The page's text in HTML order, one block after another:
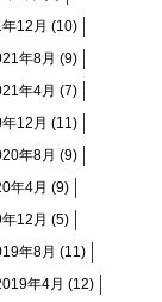
12月 (10)
年8月 (9)
年4月 (7)
12月 (11)
年8月 (9)
年4月 (9)
12月 (5)
年8月 (11)
年4月 (12)